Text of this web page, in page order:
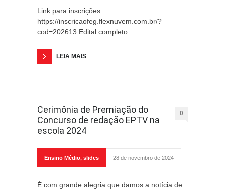
Link para inscrições :
https://inscricaofeg.flexnuvem.com.br/?
cod=202613 Edital completo :
LEIA MAIS
Cerimônia de Premiação do
Concurso de redação EPTV na
escola 2024
0
Ensino Médio, slides 28 de novembro de 2024
É com grande alegria que damos a notícia de